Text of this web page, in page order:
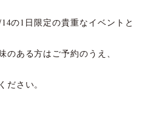
の1日限定の貴重なイベントと
のある方はご予約のうえ、
ださい。